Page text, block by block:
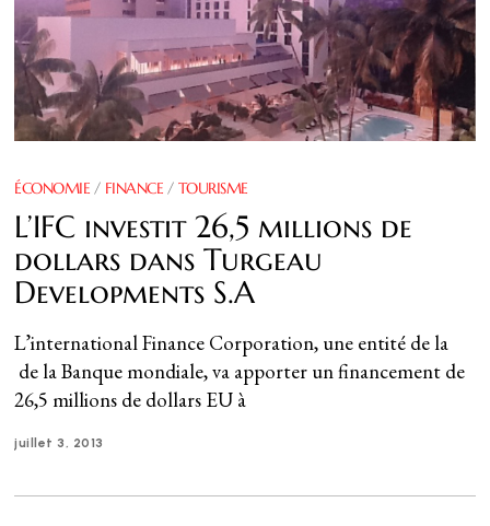
ÉCONOMIE / FINANCE / TOURISME
L’IFC investit 26,5 millions de
dollars dans Turgeau
Developments S.A
L’international Finance Corporation, une entité de la
de la Banque mondiale, va apporter un financement de
26,5 millions de dollars EU à
juillet 3, 2013